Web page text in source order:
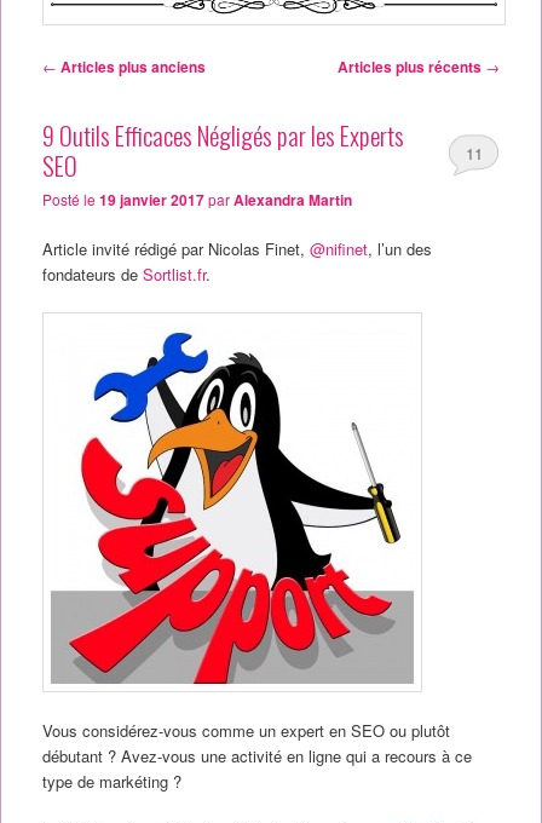
Navigation des articles
← Articles plus anciens Articles plus récents →
9 Outils Efficaces Négligés par les Experts
SEO
Posté le 19 janvier 2017parAlexandra Martin
11
Article invité rédigé par Nicolas Finet, @nifinet, l’un des
fondateurs de Sortlist.fr.
Vous considérez-vous comme un expert en SEO ou plutôt
débutant ? Avez-vous une activité en ligne qui a recours à ce
type de markéting ?